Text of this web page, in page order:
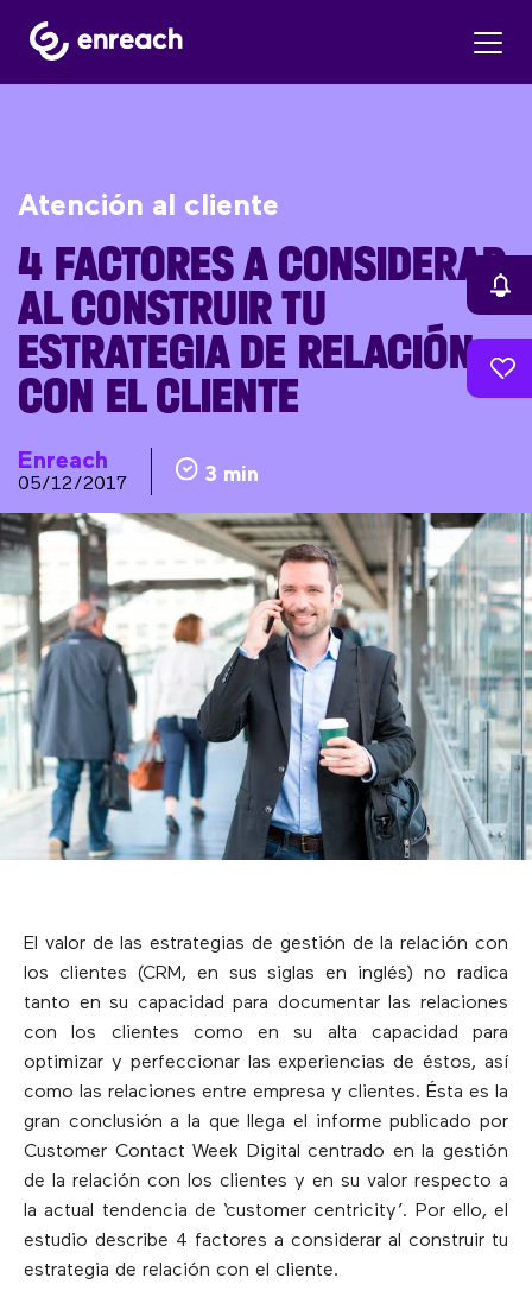
Atención al cliente
4 FACTORES A CONSIDERAR
AL CONSTRUIR TU
ESTRATEGIA DE RELACIÓN
CON EL CLIENTE
Enreach
05/12/2017 3 min
El valor de las estrategias de gestión de la relación con
los clientes (CRM, en sus siglas en inglés) no radica
tanto en su capacidad para documentar las relaciones
con los clientes como en su alta capacidad para
optimizar y perfeccionar las experiencias de éstos, así
como las relaciones entre empresa y clientes. Ésta es la
gran conclusión a la que llega el informe publicado por
Customer Contact Week Digital centrado en la gestión
de la relación con los clientes y en su valor respecto a
la actual tendencia de ‘customer centricity’. Por ello, el
estudio describe 4 factores a considerar al construir tu
estrategia de relación con el cliente.